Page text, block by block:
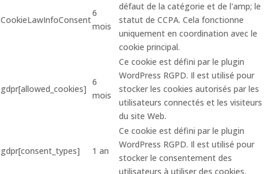
CookieLawInfoConsent
6
mois
défaut de la catégorie et de l'amp; le
statut de CCPA. Cela fonctionne
uniquement en coordination avec le
cookie principal.
gdpr[allowed_cookies]
6
mois
Ce cookie est défini par le plugin
WordPress RGPD. Il est utilisé pour
stocker les cookies autorisés par les
utilisateurs connectés et les visiteurs
du site Web.
gdpr[consent_types] 1 an
Ce cookie est défini par le plugin
WordPress RGPD. Il est utilisé pour
stocker le consentement des
utilisateurs à utiliser des cookies.